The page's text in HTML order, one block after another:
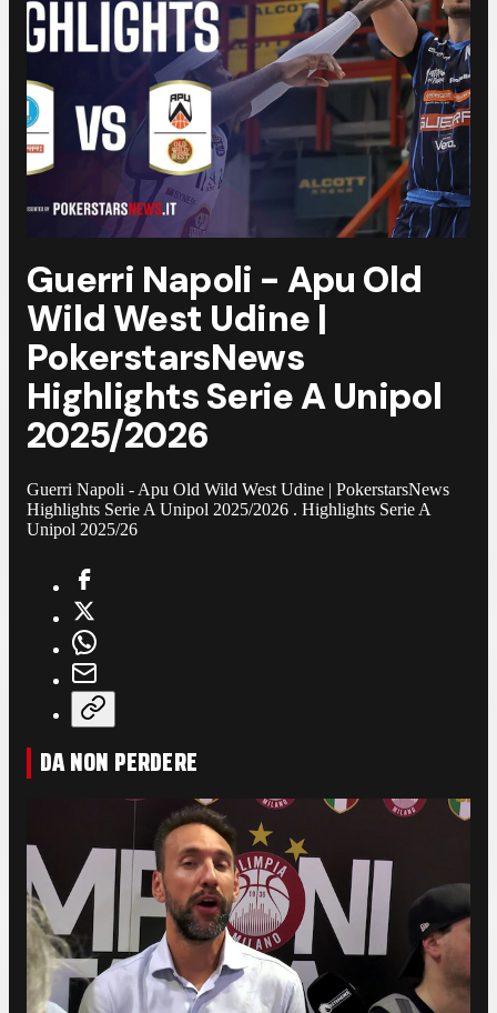
Guerri Napoli - Apu Old
Wild West Udine |
PokerstarsNews
Highlights Serie A Unipol
2025/2026
Guerri Napoli - Apu Old Wild West Udine | PokerstarsNews
Highlights Serie A Unipol 2025/2026 . Highlights Serie A
Unipol 2025/26
DA NON PERDERE